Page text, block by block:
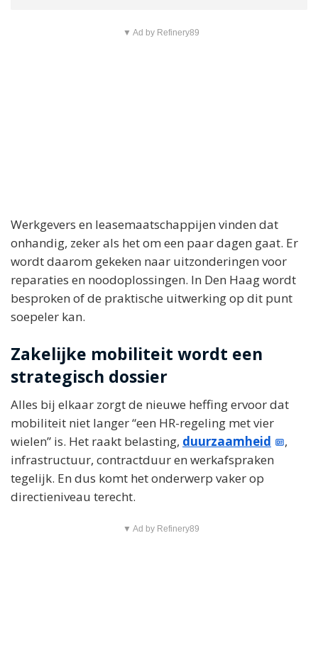
▼ Ad by Refinery89
Werkgevers en leasemaatschappijen vinden dat
onhandig, zeker als het om een paar dagen gaat. Er
wordt daarom gekeken naar uitzonderingen voor
reparaties en noodoplossingen. In Den Haag wordt
besproken of de praktische uitwerking op dit punt
soepeler kan.
Zakelijke mobiliteit wordt een
strategisch dossier
Alles bij elkaar zorgt de nieuwe heffing ervoor dat
mobiliteit niet langer “een HR-regeling met vier
wielen” is. Het raakt belasting, duurzaamheid
,
infrastructuur, contractduur en werkafspraken
tegelijk. En dus komt het onderwerp vaker op
directieniveau terecht.
▼ Ad by Refinery89